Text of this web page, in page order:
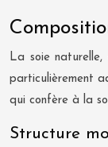
La soie naturelle,
particulièrement
qui confère à la
Structure